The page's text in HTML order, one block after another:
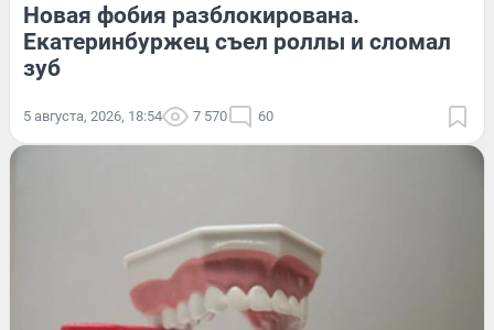
Новая фобия разблокирована.
Екатеринбуржец съел роллы и сломал
зуб
5 августа, 2026, 18:54 7 570 60